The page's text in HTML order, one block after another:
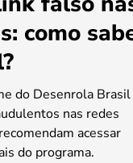
como
do Desenrola Brasil
nas redes
acessar
do programa.